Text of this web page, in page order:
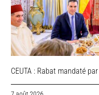
CEUTA : Rabat mandaté